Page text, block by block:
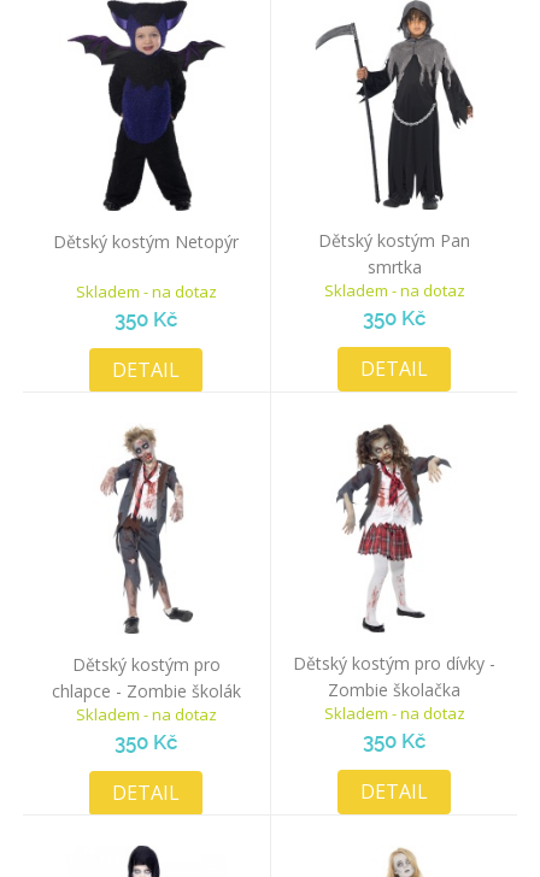
Dětský kostým Netopýr
Skladem - na dotaz
350 Kč
DETAIL
Dětský kostým Pan
smrtka
Skladem - na dotaz
350 Kč
DETAIL
Dětský kostým pro
chlapce - Zombie školák
Skladem - na dotaz
350 Kč
DETAIL
Dětský kostým pro dívky -
Zombie školačka
Skladem - na dotaz
350 Kč
DETAIL